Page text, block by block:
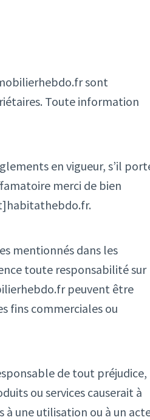
sont
Toute information
en vigueur, s’il
merci de bien
mentionnés dans les
toute responsabilité sur
peuvent être
fins commerciales ou
de tout préjudice,
ou services causerait à
une utilisation ou à un